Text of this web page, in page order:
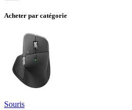
Acheter par catégorie
Souris